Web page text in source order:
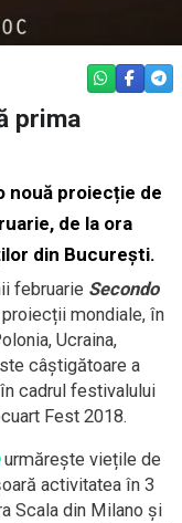
WHATSAPP
prima
nouă proiecție de
de la ora
din București.
februarie Secondo
mondiale, în
Ucraina,
câștigătoare a
cadrul festivalului
Fest 2018.
urmărește viețile de
activitatea în 3
Scala din Milano și